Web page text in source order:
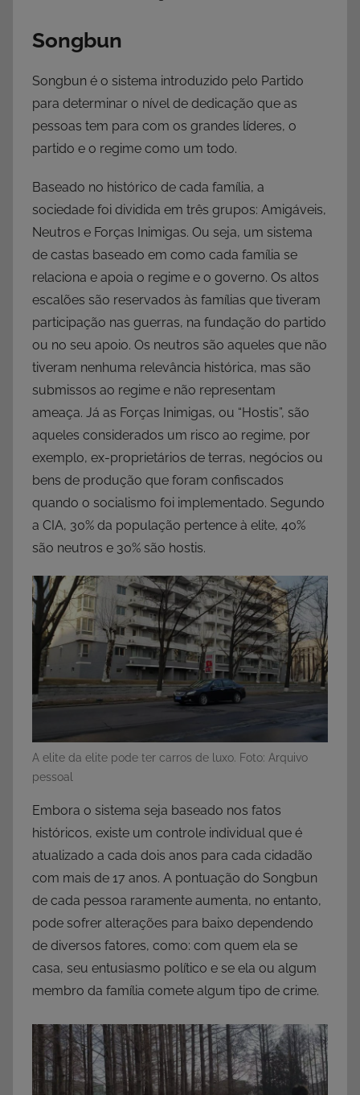
Songbun
Songbun é o sistema introduzido pelo Partido
para determinar o nível de dedicação que as
pessoas tem para com os grandes líderes, o
partido e o regime como um todo.
Baseado no histórico de cada família, a
sociedade foi dividida em três grupos: Amigáveis,
Neutros e Forças Inimigas. Ou seja, um sistema
de castas baseado em como cada família se
relaciona e apoia o regime e o governo. Os altos
escalões são reservados às famílias que tiveram
participação nas guerras, na fundação do partido
ou no seu apoio. Os neutros são aqueles que não
tiveram nenhuma relevância histórica, mas são
submissos ao regime e não representam
ameaça. Já as Forças Inimigas, ou “Hostis”, são
aqueles considerados um risco ao regime, por
exemplo, ex-proprietários de terras, negócios ou
bens de produção que foram confiscados
quando o socialismo foi implementado. Segundo
a CIA, 30% da população pertence à elite, 40%
são neutros e 30% são hostis.
A elite da elite pode ter carros de luxo. Foto: Arquivo
pessoal
Embora o sistema seja baseado nos fatos
históricos, existe um controle individual que é
atualizado a cada dois anos para cada cidadão
com mais de 17 anos. A pontuação do Songbun
de cada pessoa raramente aumenta, no entanto,
pode sofrer alterações para baixo dependendo
de diversos fatores, como: com quem ela se
casa, seu entusiasmo político e se ela ou algum
membro da família comete algum tipo de crime.